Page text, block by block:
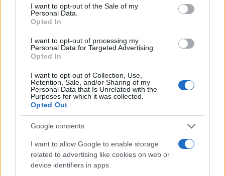
consent section.
I want to opt-out of the Sale of my
Personal Data.
Opted In
I want to opt-out of processing my
Personal Data for Targeted Advertising.
Opted In
I want to opt-out of Collection, Use,
Retention, Sale, and/or Sharing of my
Personal Data that Is Unrelated with the
Purposes for which it was collected.
Opted Out
Google consents
I want to allow Google to enable storage
related to advertising like cookies on web or
device identifiers in apps.
Condividi l'articolo
F
a
ce
b
o
o
T
w
it
te
r
Pi
n
te
re
st
W
h
at
A
p
S
h
a
Articolo precedente
Prossimo articolo
NOTIZIE RECENTI